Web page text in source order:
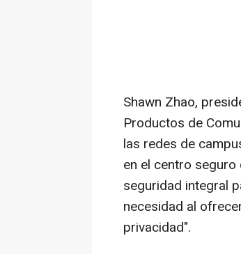
Shawn Zhao,
Productos de
las redes de
en el centro
seguridad integral
necesidad al
privacidad".